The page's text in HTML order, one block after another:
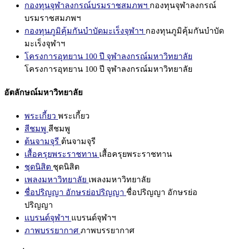
กองทุนจุฬาลงกรณ์บรมราชสมภพฯ กองทุนจุฬาลงกรณ์
บรมราชสมภพฯ
กองทุนภูมิคุ้มกันบำบัดมะเร็งจุฬาฯ กองทุนภูมิคุ้มกันบำบัด
มะเร็งจุฬาฯ
โครงการอุทยาน 100 ปี จุฬาลงกรณ์มหาวิทยาลัย
โครงการอุทยาน 100 ปี จุฬาลงกรณ์มหาวิทยาลัย
อัตลักษณ์มหาวิทยาลัย
พระเกี้ยว พระเกี้ยว
สีชมพู สีชมพู
ต้นจามจุรี ต้นจามจุรี
เสื้อครุยพระราชทาน เสื้อครุยพระราชทาน
ชุดนิสิต ชุดนิสิต
เพลงมหาวิทยาลัย เพลงมหาวิทยาลัย
ชื่อปริญญา อักษรย่อปริญญา ชื่อปริญญา อักษรย่อ
ปริญญา
แบรนด์จุฬาฯ แบรนด์จุฬาฯ
ภาพบรรยากาศ ภาพบรรยากาศ